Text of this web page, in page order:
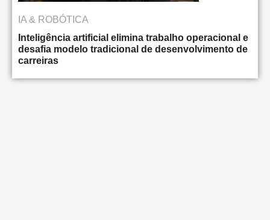
IA & ROBÓTICA
Inteligência artificial elimina trabalho operacional e
desafia modelo tradicional de desenvolvimento de
carreiras